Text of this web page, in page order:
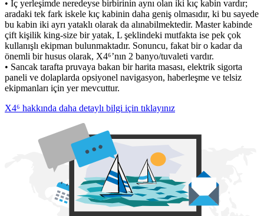
• İç yerleşimde neredeyse birbirinin aynı olan iki kıç kabin vardır;
aradaki tek fark iskele kıç kabinin daha geniş olmasıdır, ki bu sayede
bu kabin iki ayrı yataklı olarak da alınabilmektedir. Master kabinde
çift kişilik king-size bir yatak, L şeklindeki mutfakta ise pek çok
kullanışlı ekipman bulunmaktadır. Sonuncu, fakat bir o kadar da
önemli bir husus olarak, X4⁶’nın 2 banyo/tuvaleti vardır.
• Sancak tarafta pruvaya bakan bir harita masası, elektrik sigorta
paneli ve dolaplarda opsiyonel navigasyon, haberleşme ve telsiz
ekipmanları için yer mevcuttur.
X4⁶ hakkında daha detaylı bilgi için tıklayınız